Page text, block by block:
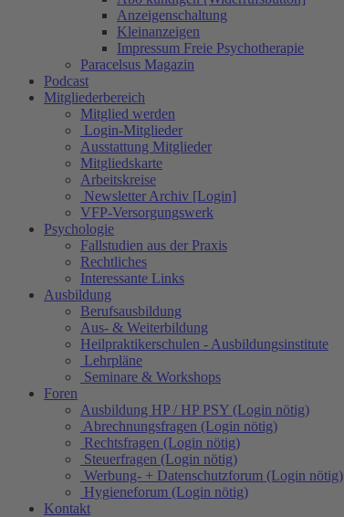
Anzeigenschaltung
Kleinanzeigen
Impressum Freie Psychotherapie
Paracelsus Magazin
Podcast
Mitgliederbereich
Mitglied werden
Login-Mitglieder
Ausstattung Mitglieder
Mitgliedskarte
Arbeitskreise
Newsletter Archiv [Login]
VFP-Versorgungswerk
Psychologie
Fallstudien aus der Praxis
Rechtliches
Interessante Links
Ausbildung
Berufsausbildung
Aus- & Weiterbildung
Heilpraktikerschulen - Ausbildungsinstitute
Lehrpläne
Seminare & Workshops
Foren
Ausbildung HP / HP PSY (Login nötig)
Abrechnungsfragen (Login nötig)
Rechtsfragen (Login nötig)
Steuerfragen (Login nötig)
Werbung- + Datenschutzforum (Login nötig)
Hygieneforum (Login nötig)
Kontakt